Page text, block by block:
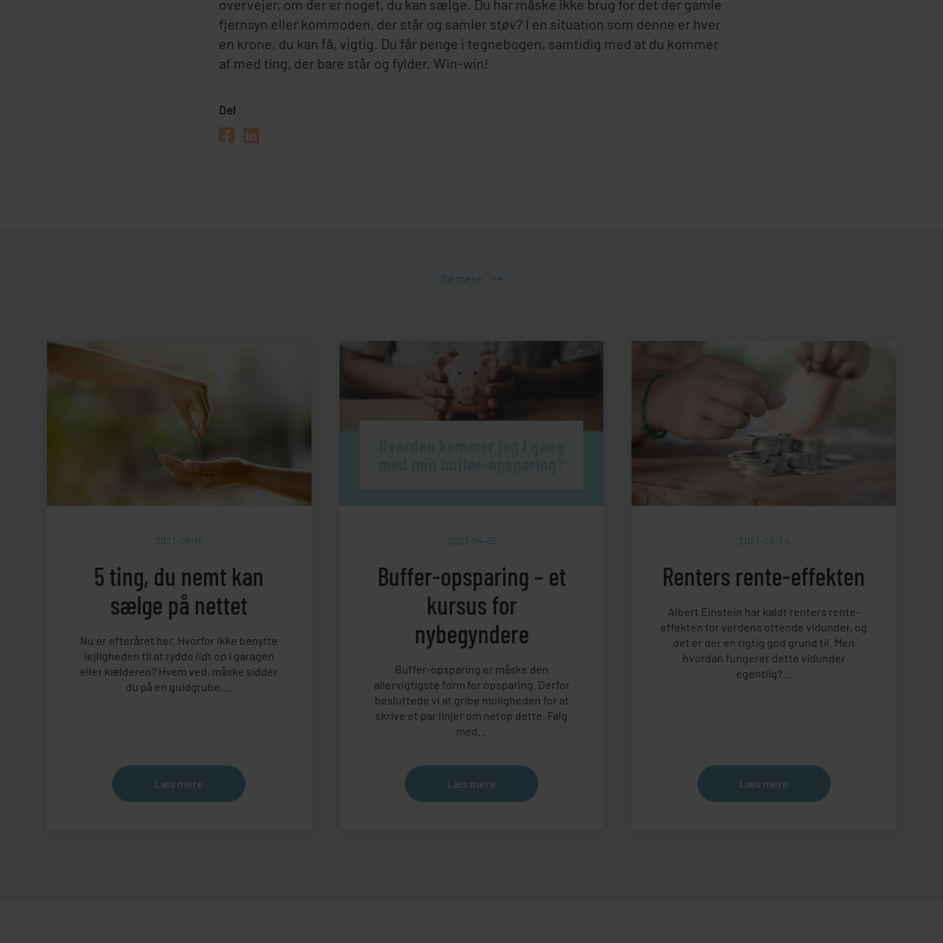
overvejer, om der er noget, du kan sælge. Du har måske ikke brug for det der gamle
fjernsyn eller kommoden, der står og samler støv? I en situation som denne er hver
en krone, du kan få, vigtig. Du får penge i tegnebogen, samtidig med at du kommer
af med ting, der bare står og fylder. Win-win!
Del
Se mere
2021-09-16
5 ting, du nemt kan
sælge på nettet
Nu er efteråret her. Hvorfor ikke benytte
lejligheden til at rydde lidt op i garagen
eller kælderen? Hvem ved, måske sidder
du på en guldgrube,…
Læs mere
2021-04-15
Buffer-opsparing – et
kursus for
nybegyndere
Buffer-opsparing er måske den
allervigtigste form for opsparing. Derfor
besluttede vi at gribe muligheden for at
skrive et par linjer om netop dette. Følg
med…
Læs mere
2021-03-24
Renters rente-effekten
Albert Einstein har kaldt renters rente-
effekten for verdens ottende vidunder, og
det er der en rigtig god grund til. Men
hvordan fungerer dette vidunder
egentlig?…
Læs mere